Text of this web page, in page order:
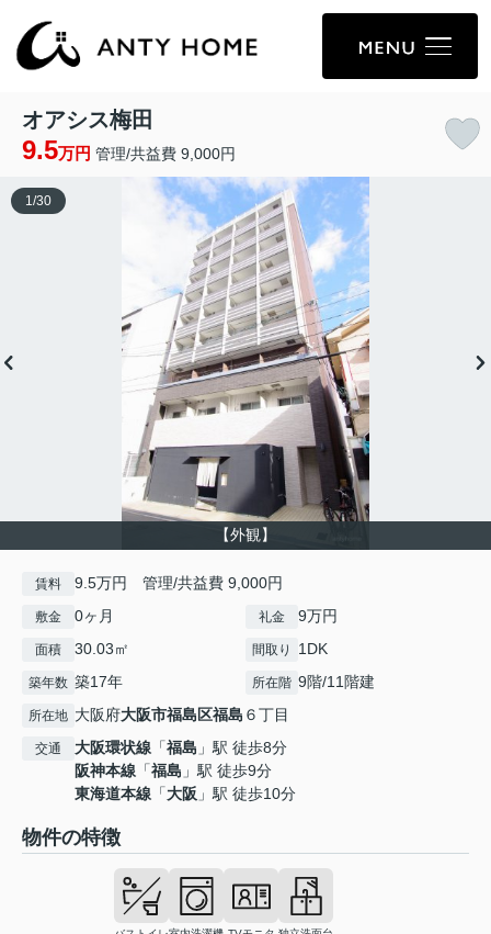
オアシス梅田
9.5万円 管理/共益費 9,000円
【外観】
1 /30
賃料 9.5万円 管理/共益費 9,000円
敷金 0ヶ月 礼金 9万円
面積 30.03㎡ 間取り 1DK
築年数 築17年 所在階 9階/11階建
所在地 大阪府大阪市福島区福島 ６丁目
交通 大阪環状線 「福島 」駅 徒歩8分
阪神本線 「福島 」駅 徒歩9分
東海道本線 「大阪 」駅 徒歩10分
物件の特徴